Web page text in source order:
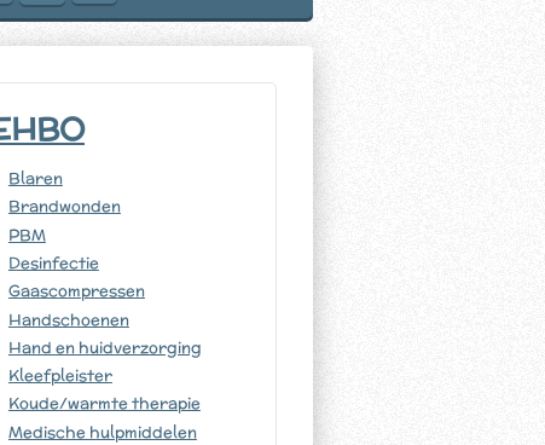
Blaren
Brandwonden
PBM
Desinfectie
Gaascompressen
Handschoenen
Hand en huidverzorging
Kleefpleister
Koude/warmte therapie
Medische hulpmiddelen